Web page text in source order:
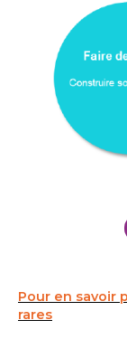
Pour en savoir
rares